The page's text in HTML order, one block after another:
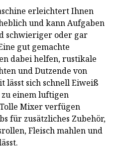
erleichtert Ihnen
und kann Aufgaben
schwieriger oder gar
gut gemachte
dabei helfen, rustikale
und Dutzende von
lässt sich schnell Eiweiß
zu einem luftigen
Mixer verfügen
für zusätzliches Zubehör,
Fleisch mahlen und